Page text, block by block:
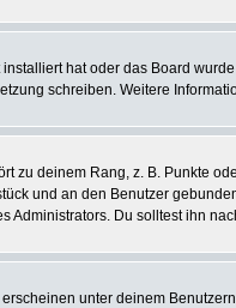
hat oder das Board
schreiben. Weitere
zu deinem Rang, z. B. Punkte
und an den Benutzer
Du solltest ihn
unter deinem